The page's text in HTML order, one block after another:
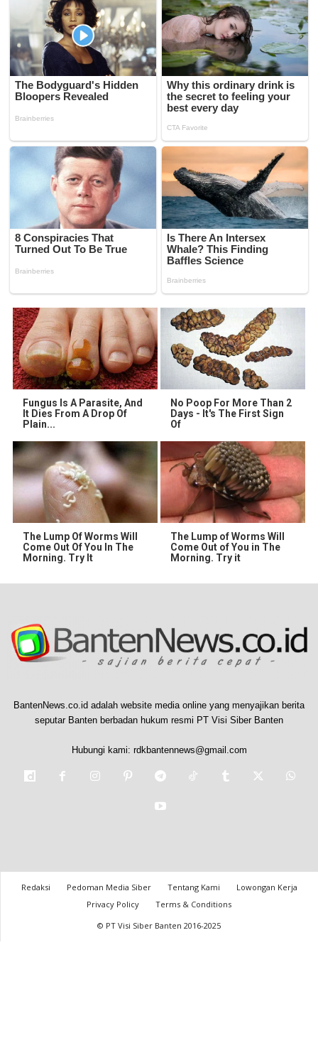
Fungus Is A Parasite, And
It Dies From A Drop Of
Plain...
No Poop For More Than 2
Days - It's The First Sign
Of
The Lump Of Worms Will
Come Out Of You In The
Morning. Try It
The Lump of Worms Will
Come Out of You in The
Morning. Try it
BantenNews.co.id adalah website media online yang menyajikan berita
seputar Banten berbadan hukum resmi PT Visi Siber Banten
Hubungi kami: rdkbantennews@gmail.com
Redaksi Pedoman Media Siber Tentang Kami
Lowongan Kerja
Privacy Policy
Terms & Conditions
© PT Visi Siber Banten 2016-2025